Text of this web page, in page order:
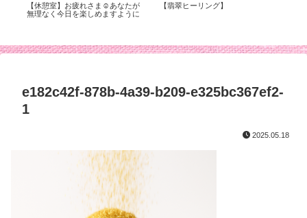
【休憩室】お疲れさま☺︎あなたが
無理なく今日を楽しめますように
【翡翠ヒーリング】
e182c42f-878b-4a39-b209-e325bc367ef2-
1
2025.05.18